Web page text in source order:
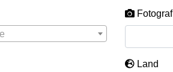
Fotograf
Land